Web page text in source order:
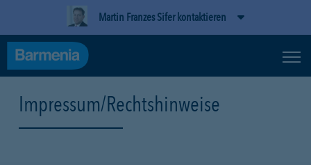
Martin Franzes Sifer kontaktieren
Impressum/Rechtshinweise